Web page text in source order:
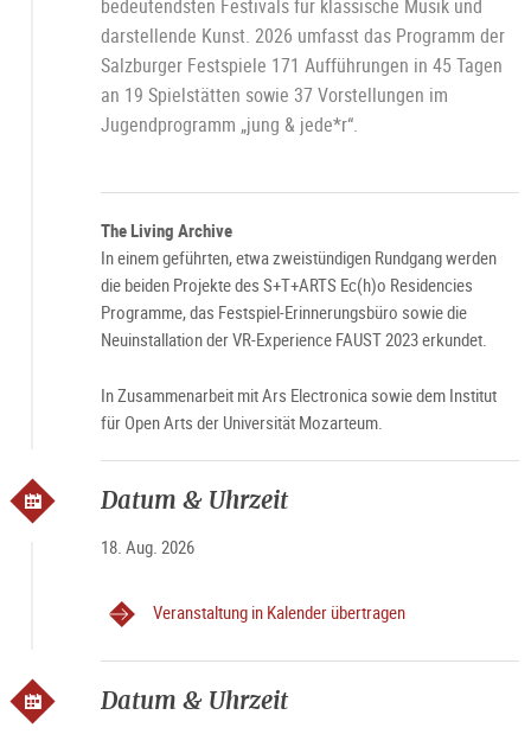
bedeutendsten Festivals für klassische Musik und
darstellende Kunst. 2026 umfasst das Programm der
Salzburger Festspiele 171 Aufführungen in 45 Tagen
an 19 Spielstätten sowie 37 Vorstellungen im
Jugendprogramm „jung & jede*r“.
The Living Archive
In einem geführten, etwa zweistündigen Rundgang werden
die beiden Projekte des S+T+ARTS Ec(h)o Residencies
Programme, das Festspiel-Erinnerungsbüro sowie die
Neuinstallation der VR-Experience FAUST 2023 erkundet.
In Zusammenarbeit mit Ars Electronica sowie dem Institut
für Open Arts der Universität Mozarteum.
Datum & Uhrzeit
18. Aug. 2026
Veranstaltung in Kalender übertragen
Datum & Uhrzeit